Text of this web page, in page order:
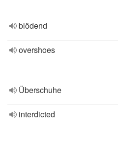
blödend
overshoes
Überschuhe
interdicted